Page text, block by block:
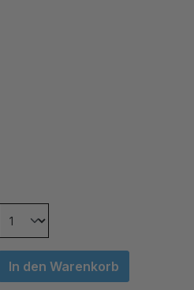
In den Warenkorb